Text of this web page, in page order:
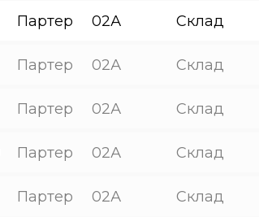
Партер 02А Склад
Партер 02А Склад
Партер 02А Склад
Партер 02А Склад
Партер 02А Склад